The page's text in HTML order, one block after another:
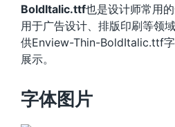
BoldItalic.ttf也是设计师常用
用于广告设计、排版印刷等领域
供Enview-Thin-BoldItalic.ttf
展示。
字体图片